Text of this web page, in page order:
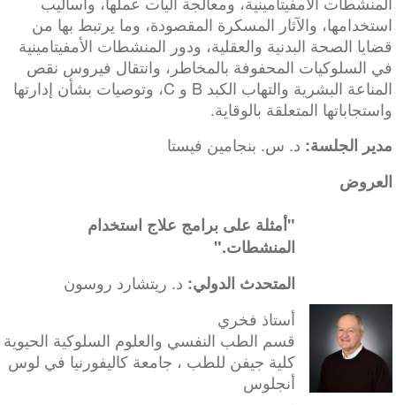
استخدامها، والآثار المسكرة المقصودة، وما يرتبط بها من
قضايا الصحة البدنية والعقلية، ودور المنشطات الأمفيتامينية
في السلوكيات المحفوفة بالمخاطر، وانتقال فيروس نقص
المناعة البشرية والتهاب الكبد B و C، وتوصيات بشأن إدارتها
واستجاباتها المتعلقة بالوقاية.
مدير الجلسة: د. س. بنجامين فيستا
العروض
"أمثلة على برامج علاج استخدام
المنشطات."
المتحدث الدولي: د. ريتشارد روسون
أستاذ فخري
قسم الطب النفسي والعلوم السلوكية الحيوية
كلية جيفن للطب ، جامعة كاليفورنيا في لوس
أنجلوس